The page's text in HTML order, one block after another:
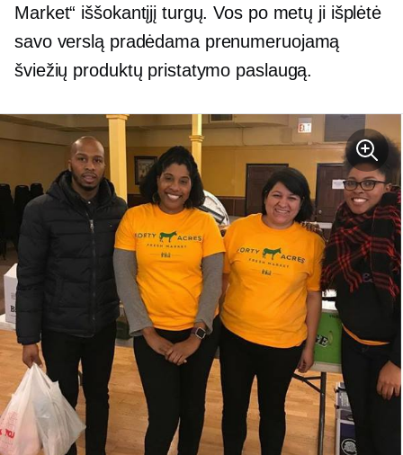
Market“ iššokantįjį turgų. Vos po metų ji išplėtė
savo verslą pradėdama prenumeruojamą
šviežių produktų pristatymo paslaugą.